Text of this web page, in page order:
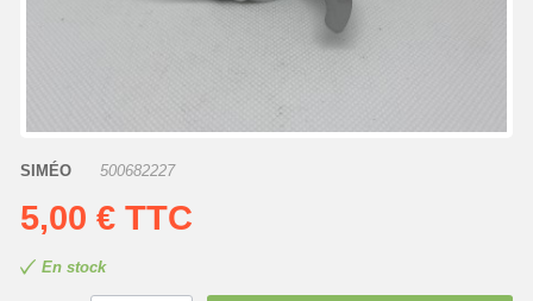
SIMÉO 500682227
5,00 € TTC
En stock